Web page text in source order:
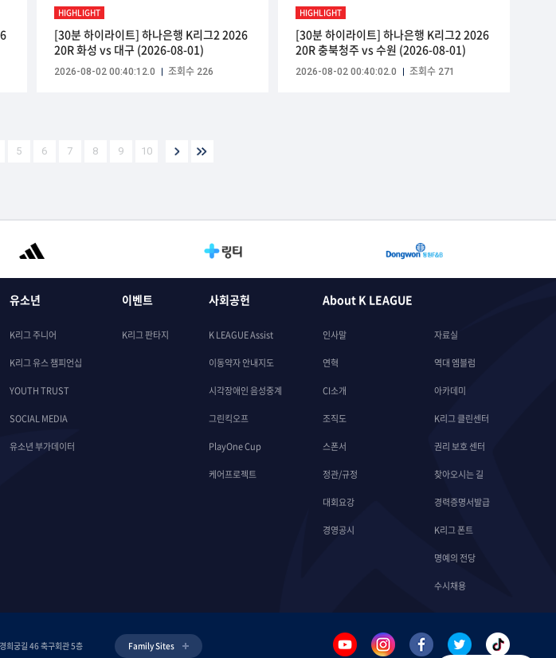
HIGHLIGHT
[30분 하이라이트] 하나은행 K리그2 2026
20R 화성 vs 대구 (2026-08-01)
2026-08-02 00:40:12.0 조회수 226
HIGHLIGHT
[30분 하이라이트] 하나은행 K리그2 2026
20R 충북청주 vs 수원 (2026-08-01)
2026-08-02 00:40:02.0 조회수 271
5 6 7 8 9 10
유소년
K리그 주니어
K리그 유스 챔피언십
YOUTH TRUST
SOCIAL MEDIA
유소년 부가데이터
이벤트
K리그 판타지
사회공헌
K LEAGUE Assist
이동약자 안내지도
시각장애인 음성중계
그린킥오프
PlayOne Cup
케어프로젝트
About K LEAGUE
인사말
연혁
CI소개
조직도
스폰서
정관/규정
대회요강
경영공시
자료실
역대 엠블럼
아카데미
K리그 클린센터
권리 보호 센터
찾아오시는 길
경력증명서발급
K리그 폰트
명예의 전당
수시채용
희궁길 46 축구회관 5층 Family Sites